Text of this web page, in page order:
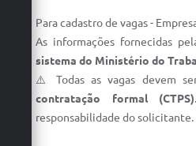
Para cadastro de vagas -
As informações fornecidas
sistema do Ministério do
⚠️ Todas as vagas devem
contratação formal (CTPS)
responsabilidade do solicitante.